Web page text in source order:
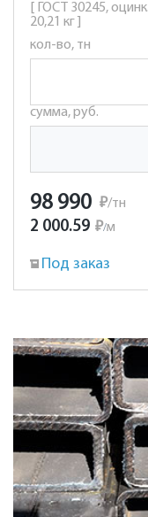
[ ГОСТ 30245,
20,21 кг ]
кол-во, тн
сумма, руб.
98 990 ₽/тн
2 000.59 ₽/м
Под заказ